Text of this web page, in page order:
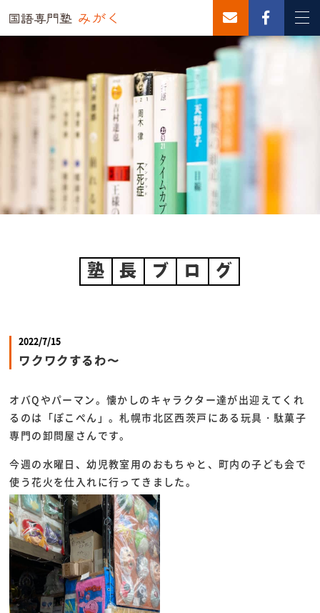
塾 長 ブ ロ グ
2022/7/15
ワクワクするわ〜
オバQやパーマン。懐かしのキャラクター達が出迎えてくれ
るのは「ぽこぺん」。札幌市北区西茨戸にある玩具・駄菓子
専門の卸問屋さんです。
今週の水曜日、幼児教室用のおもちゃと、町内の子ども会で
使う花火を仕入れに行ってきました。